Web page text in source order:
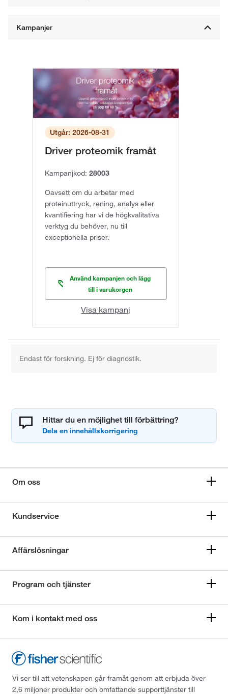
Utgår: 2026-08-31
Driver proteomik framåt
Kampanjkod: 28003
Oavsett om du arbetar med
proteinuttryck, rening, analys eller
kvantifiering har vi de högkvalitativa
verktyg du behöver, nu till
exceptionella priser.
Använd kampanjen och lägg
till i varukorgen
Visa kampanj
Endast för forskning. Ej för diagnostik.
Hittar du en möjlighet till förbättring?
Om oss
Kundservice
Affärslösningar
Program och tjänster
Kom i kontakt med oss
Vi ser till att vetenskapen går framåt genom att erbjuda över
2,6 miljoner produkter och omfattande supporttjänster till